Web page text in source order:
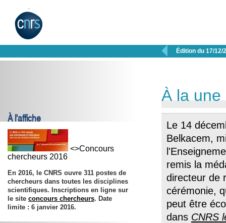
 Édition du 17/12/
À l'affiche
<>Concours
chercheurs 2016
En 2016, le CNRS ouvre 311 postes de
chercheurs dans toutes les disciplines
scientifiques. Inscriptions en ligne sur
le site concours chercheurs. Date
limite : 6 janvier 2016.
À la une
Le 14
Belkacem,
remis la
directeur de
cérémonie,
peut être
dans CNRS